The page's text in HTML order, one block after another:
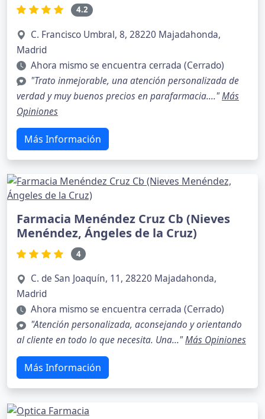
4.2
C. Francisco Umbral, 8, 28220 Majadahonda,
Madrid
Ahora mismo se encuentra cerrada (Cerrado)
"Trato inmejorable, una atención personalizada de
verdad y muy buenos precios en parafarmacia...."Más
Opiniones
Más Información
Farmacia Menéndez Cruz Cb (Nieves
Menéndez, Ángeles de la Cruz)
4
C. de San Joaquín, 11, 28220 Majadahonda,
Madrid
Ahora mismo se encuentra cerrada (Cerrado)
"Atención personalizada, aconsejando y orientando
al cliente en todo lo que necesita. Una..."Más Opiniones
Más Información